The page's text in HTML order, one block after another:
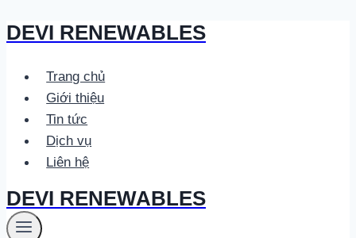
Skip
content
DEVI RENEWABLES
Trang chủ
Giới thiệu
Tin tức
Dịch vụ
Liên hệ
DEVI RENEWABLES